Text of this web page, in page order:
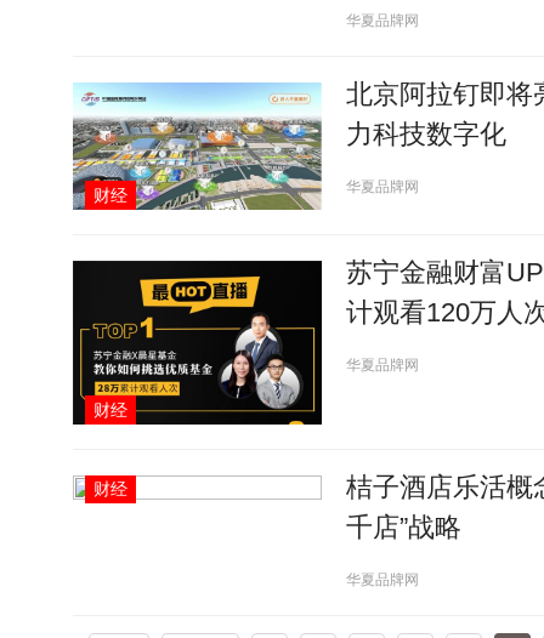
华夏品牌网
财经
北京阿拉钉即将
力科技数字化
华夏品牌网
财经
苏宁金融财富
计观看120万人
华夏品牌网
财经
桔子酒店乐活概
千店”战略
华夏品牌网